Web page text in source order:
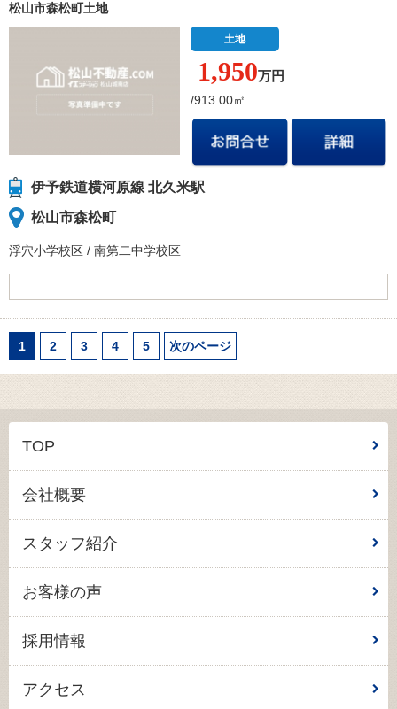
松山市森松町土地
土地
1,950万円
/913.00㎡
伊予鉄道横河原線 北久米駅
松山市森松町
浮穴小学校区 / 南第二中学校区
1 2 3 4 5 次のページ
TOP
会社概要
スタッフ紹介
お客様の声
採用情報
アクセス